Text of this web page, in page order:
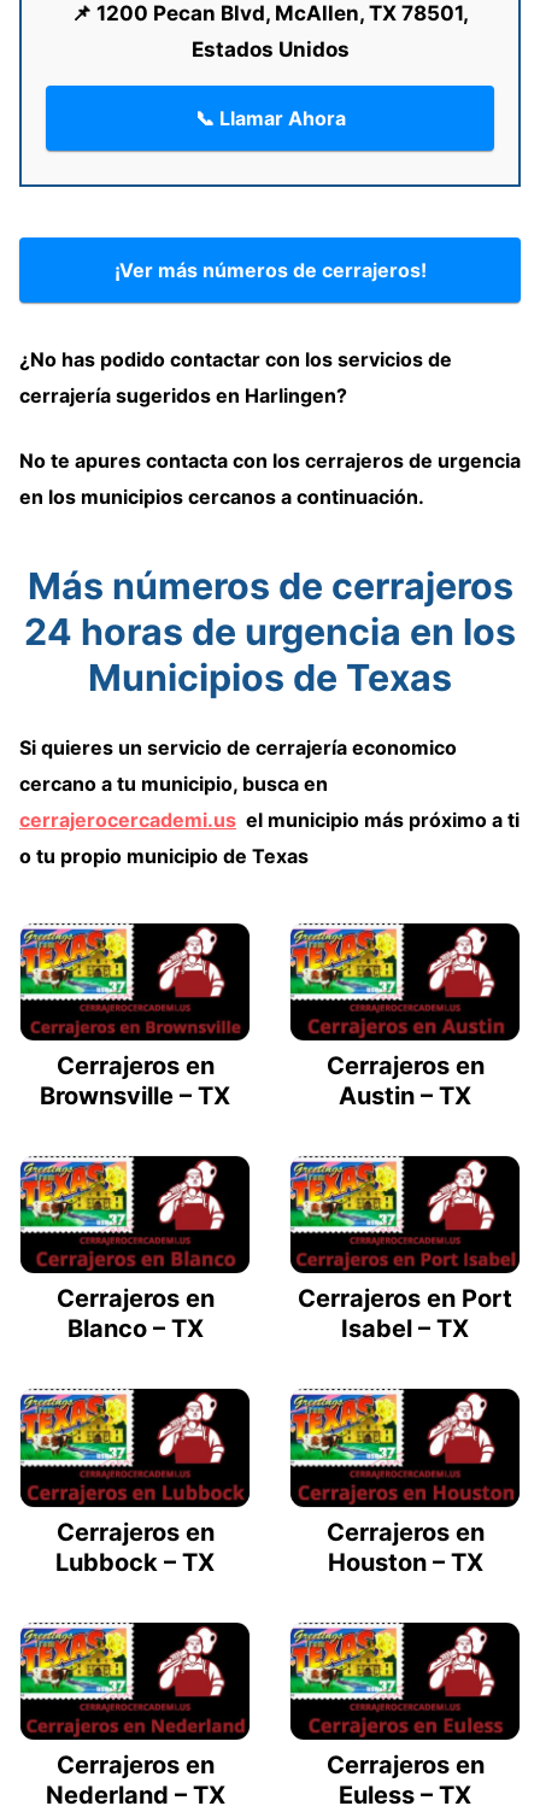
📌 1200 Pecan Blvd, McAllen, TX 78501,
Estados Unidos
📞 Llamar Ahora
¡Ver más números de cerrajeros!
¿ No has podido contactar con los servicios de
cerrajería sugeridos en Harlingen?
No te apures contacta con los cerrajeros de urgencia
en los municipios cercanos a continuación.
Más números de cerrajeros
24 horas de urgencia en los
Municipios de Texas
Si quieres un servicio de cerrajería economico
cercano a tu municipio, busca en
cerrajerocercademi.us el municipio más próximo a ti
o tu propio municipio de Texas
Cerrajeros en
Brownsville – TX
Cerrajeros en
Austin – TX
Cerrajeros en
Blanco – TX
Cerrajeros en Port
Isabel – TX
Cerrajeros en
Lubbock – TX
Cerrajeros en
Houston – TX
Cerrajeros en
Nederland – TX
Cerrajeros en
Euless – TX